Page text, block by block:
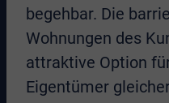
begehbar. Die
Wohnungen des
attraktive Option
Eigentümer